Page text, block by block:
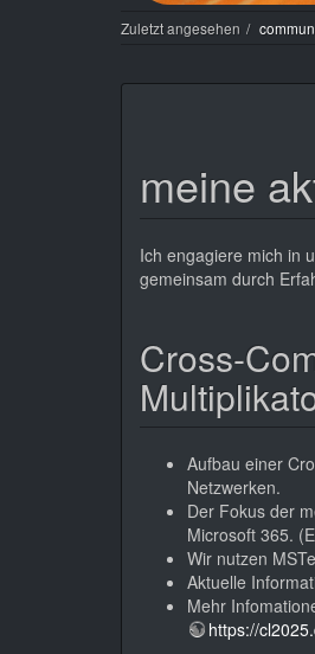
Zuletzt angesehen
meine
Ich engagiere mich in
gemeinsam durch
Cross-
Aufbau einer
Netzwerken.
Der Fokus der
Microsoft 365.
Wir nutzen
Aktuelle
Mehr
https://